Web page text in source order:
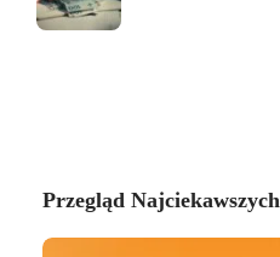
Przegląd Najciekawszych